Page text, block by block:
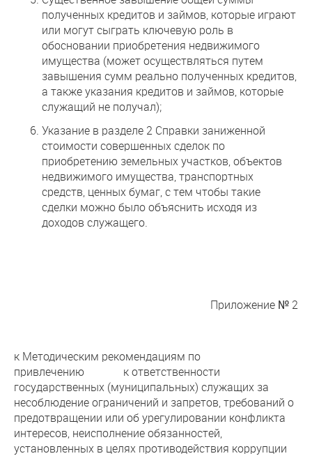
полученных кредитов и займов, которые играют
или могут сыграть ключевую роль в
обосновании приобретения недвижимого
имущества (может осуществляться путем
завышения сумм реально полученных кредитов,
а также указания кредитов и займов, которые
служащий не получал);
Указание в разделе 2 Справки заниженной
стоимости совершенных сделок по
приобретению земельных участков, объектов
недвижимого имущества, транспортных
средств, ценных бумаг, с тем чтобы такие
сделки можно было объяснить исходя из
доходов служащего.
Приложение № 2
к Методическим рекомендациям по
привлечению к ответственности
государственных (муниципальных) служащих за
несоблюдение ограничений и запретов, требований о
предотвращении или об урегулировании конфликта
интересов, неисполнение обязанностей,
установленных в целях противодействия коррупции